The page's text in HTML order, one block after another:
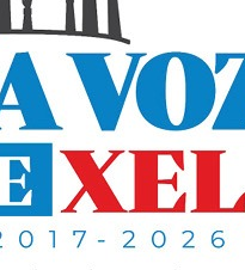
la fase de grupos
la Concacaf para su